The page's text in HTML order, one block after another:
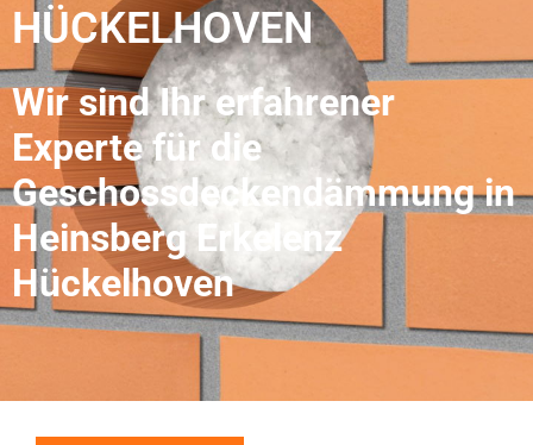
HÜCKELHOVEN
Wir sind Ihr erfahrener
Experte für die
Geschossdeckendämmung in
Heinsberg Erkelenz
Hückelhoven